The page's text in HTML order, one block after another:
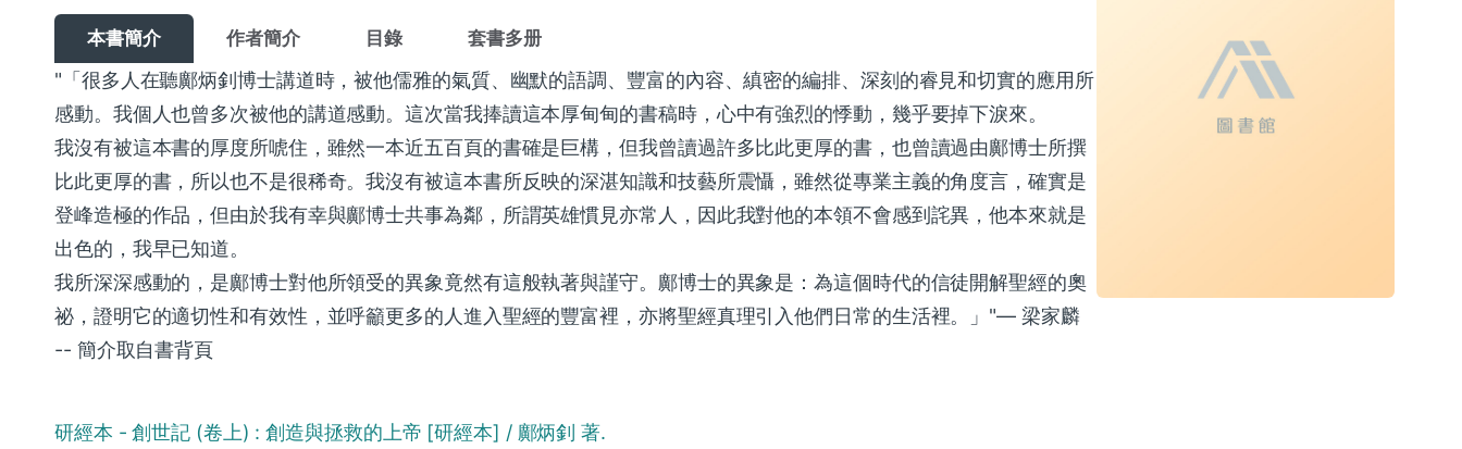
本書簡介 作者簡介 目錄 套書多册
"「很多人在聽鄺炳釗博士講道時，被他儒雅的氣質、幽默的語調、豐富的內容、縝密的編排、深刻的睿見和切實的應用所
感動。我個人也曾多次被他的講道感動。這次當我捧讀這本厚甸甸的書稿時，心中有強烈的悸動，幾乎要掉下淚來。
我沒有被這本書的厚度所唬住，雖然一本近五百頁的書確是巨構，但我曾讀過許多比此更厚的書，也曾讀過由鄺博士所撰
比此更厚的書，所以也不是很稀奇。我沒有被這本書所反映的深湛知識和技藝所震懾，雖然從專業主義的角度言，確實是
登峰造極的作品，但由於我有幸與鄺博士共事為鄰，所謂英雄慣見亦常人，因此我對他的本領不會感到詫異，他本來就是
出色的，我早已知道。
我所深深感動的，是鄺博士對他所領受的異象竟然有這般執著與謹守。鄺博士的異象是：為這個時代的信徒開解聖經的奧
祕，證明它的適切性和有效性，並呼籲更多的人進入聖經的豐富裡，亦將聖經真理引入他們日常的生活裡。」"— 梁家麟
-- 簡介取自書背頁
研經本 - 創世記 (卷上) : 創造與拯救的上帝 [研經本] / 鄺炳釗 著.